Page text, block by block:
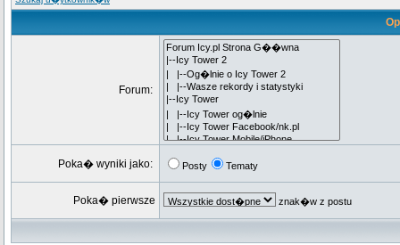
Forum:
Poka� wyniki jako: Posty Tematy
Poka� pierwsze znak�w z postu